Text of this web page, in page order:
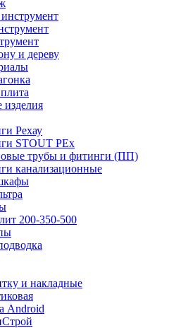
и дереву
изделия
Рехау
STOUT PEx
трубы и фитинги (ПП)
канализационные
200-350-500
и накладные
Android